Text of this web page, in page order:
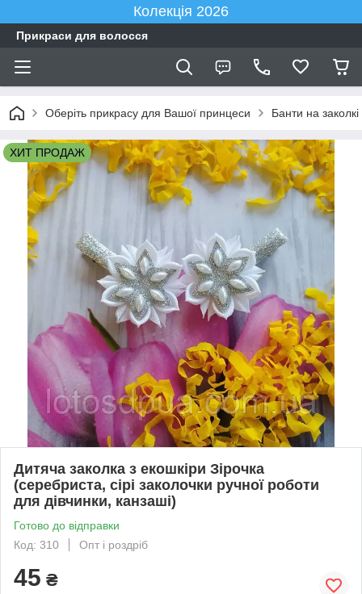
Колекція 2026
Прикраси для волосся
Оберіть прикрасу для Вашої принцеси Банти на заколкі
ХИТ ПРОДАЖ
Дитяча заколка з екошкіри Зірочка
(серебриста, сірі заколочки ручної роботи
для дівчинки, канзаші)
Готово до відправки
Код: 310
Опт і роздріб
45 ₴